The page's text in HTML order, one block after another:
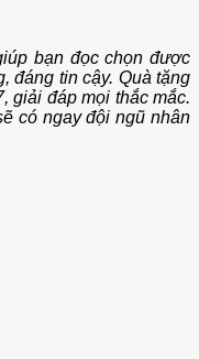
bạn đọc chọn được
đáng tin cậy. Quà tặng
giải đáp mọi thắc mắc.
có ngay đội ngũ nhân